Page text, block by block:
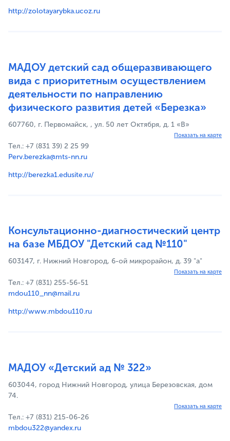
http://zolotayarybka.ucoz.ru
МАДОУ детский сад общеразвивающего
вида с приоритетным осуществлением
деятельности по направлению
физического развития детей «Березка»
607760, г. Первомайск, , ул. 50 лет Октября, д. 1 «В»
Показать на карте
Тел.: +7 (831 39) 2 25 99
Perv.berezka@mts-nn.ru
http://berezka1.edusite.ru/
Консультационно-диагностический центр
на базе МБДОУ "Детский сад №110"
603147, г. Нижний Новгород, 6-ой микрорайон, д. 39 "а"
Показать на карте
Тел.: +7 (831) 255-56-51
mdou110_nn@mail.ru
http://www.mbdou110.ru
МАДОУ «Детский ад № 322»
603044, город Нижний Новгород, улица Березовская, дом
74.
Показать на карте
Тел.: +7 (831) 215-06-26
mbdou322@yandex.ru